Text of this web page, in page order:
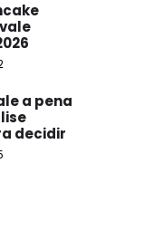
a pena
decidir